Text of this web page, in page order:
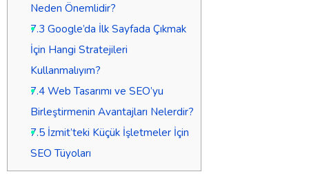
Neden Önemlidir?
7.3 Google’da İlk Sayfada Çıkmak
İçin Hangi Stratejileri
Kullanmalıyım?
7.4Web Tasarımı ve SEO’yu
Birleştirmenin Avantajları Nelerdir?
7.5İzmit’teki Küçük İşletmeler İçin
SEO Tüyoları